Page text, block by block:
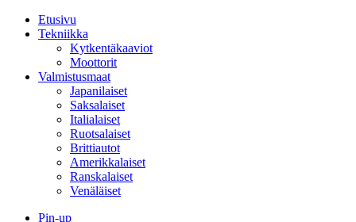
Etusivu
Tekniikka
Kytkentäkaaviot
Moottorit
Valmistusmaat
Japanilaiset
Saksalaiset
Italialaiset
Ruotsalaiset
Brittiautot
Amerikkalaiset
Ranskalaiset
Venäläiset
Pin-up